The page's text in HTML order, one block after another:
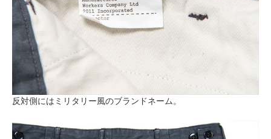
反対側にはミリタリー風のブランドネーム。